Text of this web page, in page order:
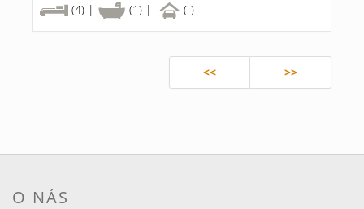
(4) |
(1) | (-)
<< >>
O NÁS